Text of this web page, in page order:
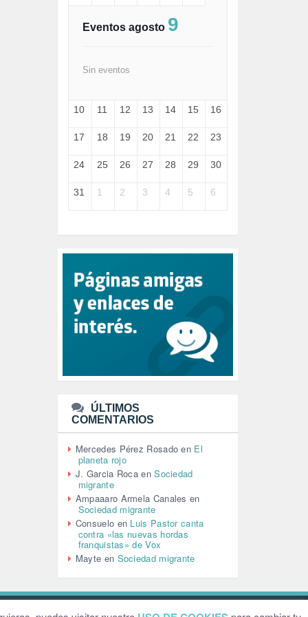
FELICIDAD (1)
FRANCISCO (5)
HUGO ZÁRATE (30)
I A (2)
INDEPENDENCIA (15)
INTELIGENCIA ARTIFICIAL (1)
JANE GOODDALL (1)
JAZZ (1)
JÓVENES (28)
JUSTICIA (13)
LEÓN XIV (5)
LGTBI (1)
MEMORIA HISTÓRICA (232)
MONARQUÍA (26)
NATURALEZA (1)
PALESTINA (8)
PARTICIPACIÓN CIUDADANA (393)
PAZ (2)
PENSIONES (12)
PEPE MUJICA (2)
PESCADORES (1)
POBREZA (2)
POLÍTICA INTERNACIONAL (367)
POLÍTICA VALENCIA (358)
Eventos agosto 9
Sin eventos
10 11 12 13 14 15 16
17 18 19 20 21 22 23
24 25 26 27 28 29 30
31 1 2 3 4 5 6
ÚLTIMOS
COMENTARIOS
Mercedes Pérez Rosado en El
planeta rojo
J. Garcia Roca enSociedad
migrante
Ampaaaro Armela Canales en
Sociedad migrante
Consuelo en Luis Pastor canta
contra «las nuevas hordas
franquistas» de Vox
Mayte en Sociedad migrante